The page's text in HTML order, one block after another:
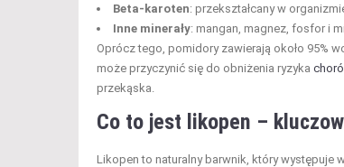
Beta-karoten: przekształcany w
Inne minerały: mangan, magnez, fosfor i
Oprócz tego, pomidory zawierają około 95%
może przyczynić się do obniżenia ryzyka
przekąska.
Co to jest likopen –
Likopen to naturalny barwnik, który występuje